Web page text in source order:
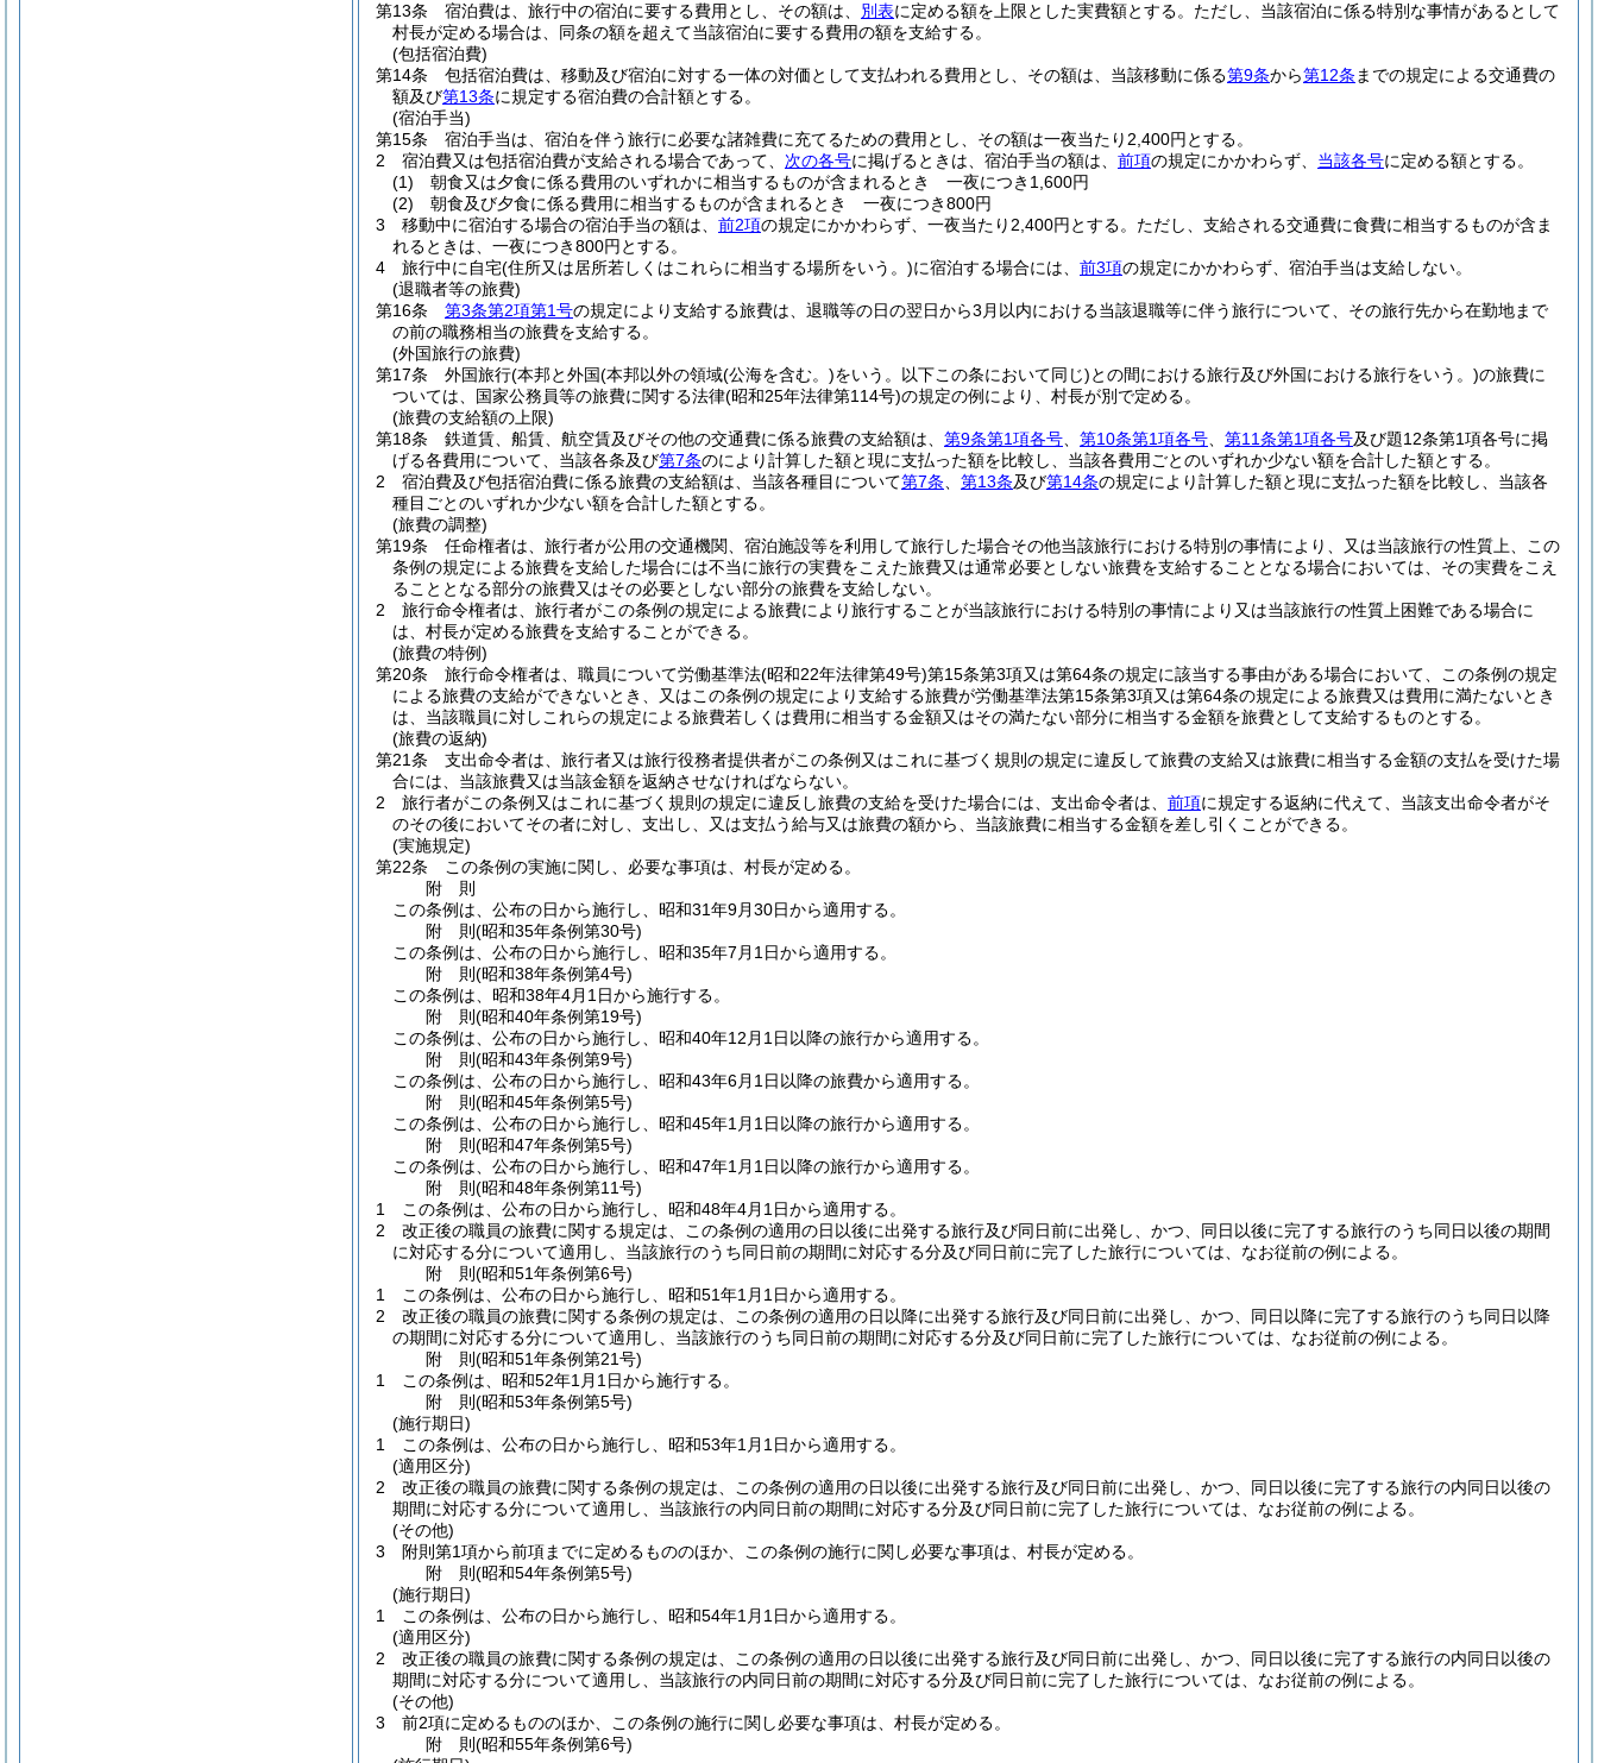
第13条
宿泊費は、旅行中の宿泊に要する費用とし、その額は、 別表に定める額を上限とした実費額とする。 ただし、当該宿泊に係る特別な事情があるとして
村長が定める場合は、同条の額を超えて当該宿泊に要する費用の額を支給する。
(包括宿泊費)
第14条
包括宿泊費は、移動及び宿泊に対する一体の対価として支払われる費用とし、その額は、当該移動に係る第9条から第12条 までの規定による交通費の
額及び第13条に規定する宿泊費の合計額とする。
(宿泊手当)
第15条
宿泊手当は、宿泊を伴う旅行に必要な諸雑費に充てるための費用とし、その額は一夜当たり2,400円とする。
2
宿泊費又は包括宿泊費が支給される場合であって、 次の各号に掲げるときは、宿泊手当の額は、 前項の規定にかかわらず、 当該各号に定める額とする。
(1)
朝食又は夕食に係る費用のいずれかに相当するものが含まれるとき 一夜につき1,600円
(2)
朝食及び夕食に係る費用に相当するものが含まれるとき 一夜につき800円
3
移動中に宿泊する場合の宿泊手当の額は、 前2項の規定にかかわらず、一夜当たり2,400円とする。 ただし、支給される交通費に食費に相当するものが含ま
れるときは、一夜につき800円とする。
4
旅行中に自宅(住所又は居所若しくはこれらに相当する場所をいう。)に宿泊する場合には、 前3項の規定にかかわらず、宿泊手当は支給しない。
(退職者等の旅費)
第16条
第3条第2項第1号の規定により支給する旅費は、退職等の日の翌日から3月以内における当該退職等に伴う旅行について、その旅行先から在勤地まで
の前の職務相当の旅費を支給する。
(外国旅行の旅費)
第17条
外国旅行(本邦と外国(本邦以外の領域(公海を含む。)をいう。以下この条において同じ)との間における旅行及び外国における旅行をいう。)の旅費に
ついては、国家公務員等の旅費に関する法律(昭和25年法律第114号)の規定の例により、村長が別で定める。
(旅費の支給額の上限)
第18条
鉄道賃、船賃、航空賃及びその他の交通費に係る旅費の支給額は、 第9条第1項各号 第10条第1項各号 第11条第1項各号及び題12条第1項各号に掲
げる各費用について、当該各条及び第7条のにより計算した額と現に支払った額を比較し、当該各費用ごとのいずれか少ない額を合計した額とする。
2
宿泊費及び包括宿泊費に係る旅費の支給額は、当該各種目について第7条 第13条及び第14条の規定により計算した額と現に支払った額を比較し、当該各
種目ごとのいずれか少ない額を合計した額とする。
(旅費の調整)
第19条
任命権者は、旅行者が公用の交通機関、宿泊施設等を利用して旅行した場合その他当該旅行における特別の事情により、又は当該旅行の性質上、この
条例の規定による旅費を支給した場合には不当に旅行の実費をこえた旅費又は通常必要としない旅費を支給することとなる場合においては、その実費をこえ
ることとなる部分の旅費又はその必要としない部分の旅費を支給しない。
2
旅行命令権者は、旅行者がこの条例の規定による旅費により旅行することが当該旅行における特別の事情により又は当該旅行の性質上困難である場合に
は、村長が定める旅費を支給することができる。
(旅費の特例)
第20条
旅行命令権者は、職員について労働基準法(昭和22年法律第49号)第15条第3項又は第64条の規定に該当する事由がある場合において、この条例の規定
による旅費の支給ができないとき、又はこの条例の規定により支給する旅費が労働基準法第15条第3項又は第64条の規定による旅費又は費用に満たないとき
は、当該職員に対しこれらの規定による旅費若しくは費用に相当する金額又はその満たない部分に相当する金額を旅費として支給するものとする。
(旅費の返納)
第21条
支出命令者は、旅行者又は旅行役務者提供者がこの条例又はこれに基づく規則の規定に違反して旅費の支給又は旅費に相当する金額の支払を受けた場
合には、当該旅費又は当該金額を返納させなければならない。
2
旅行者がこの条例又はこれに基づく規則の規定に違反し旅費の支給を受けた場合には、支出命令者は、 前項に規定する返納に代えて、当該支出命令者がそ
のその後においてその者に対し、支出し、又は支払う給与又は旅費の額から、当該旅費に相当する金額を差し引くことができる。
(実施規定)
第22条
この条例の実施に関し、必要な事項は、村長が定める。
附 則
この条例は、公布の日から施行し、昭和31年9月30日から適用する。
附 則(昭和35年条例第30号)
この条例は、公布の日から施行し、昭和35年7月1日から適用する。
附 則(昭和38年条例第4号)
この条例は、昭和38年4月1日から施行する。
附 則(昭和40年条例第19号)
この条例は、公布の日から施行し、昭和40年12月1日以降の旅行から適用する。
附 則(昭和43年条例第9号)
この条例は、公布の日から施行し、昭和43年6月1日以降の旅費から適用する。
附 則(昭和45年条例第5号)
この条例は、公布の日から施行し、昭和45年1月1日以降の旅行から適用する。
附 則(昭和47年条例第5号)
この条例は、公布の日から施行し、昭和47年1月1日以降の旅行から適用する。
附 則(昭和48年条例第11号)
1
この条例は、公布の日から施行し、昭和48年4月1日から適用する。
2
改正後の職員の旅費に関する規定は、この条例の適用の日以後に出発する旅行及び同日前に出発し、かつ、同日以後に完了する旅行のうち同日以後の期間
に対応する分について適用し、当該旅行のうち同日前の期間に対応する分及び同日前に完了した旅行については、なお従前の例による。
附 則(昭和51年条例第6号)
1
この条例は、公布の日から施行し、昭和51年1月1日から適用する。
2
改正後の職員の旅費に関する条例の規定は、この条例の適用の日以降に出発する旅行及び同日前に出発し、かつ、同日以降に完了する旅行のうち同日以降
の期間に対応する分について適用し、当該旅行のうち同日前の期間に対応する分及び同日前に完了した旅行については、なお従前の例による。
附 則(昭和51年条例第21号)
1
この条例は、昭和52年1月1日から施行する。
附 則(昭和53年条例第5号)
(施行期日)
1
この条例は、公布の日から施行し、昭和53年1月1日から適用する。
(適用区分)
2
改正後の職員の旅費に関する条例の規定は、この条例の適用の日以後に出発する旅行及び同日前に出発し、かつ、同日以後に完了する旅行の内同日以後の
期間に対応する分について適用し、当該旅行の内同日前の期間に対応する分及び同日前に完了した旅行については、なお従前の例による。
(その他)
3
附則第1項から前項までに定めるもののほか、この条例の施行に関し必要な事項は、村長が定める。
附 則(昭和54年条例第5号)
(施行期日)
1
この条例は、公布の日から施行し、昭和54年1月1日から適用する。
(適用区分)
2
改正後の職員の旅費に関する条例の規定は、この条例の適用の日以後に出発する旅行及び同日前に出発し、かつ、同日以後に完了する旅行の内同日以後の
期間に対応する分について適用し、当該旅行の内同日前の期間に対応する分及び同日前に完了した旅行については、なお従前の例による。
(その他)
3
前2項に定めるもののほか、この条例の施行に関し必要な事項は、村長が定める。
附 則(昭和55年条例第6号)